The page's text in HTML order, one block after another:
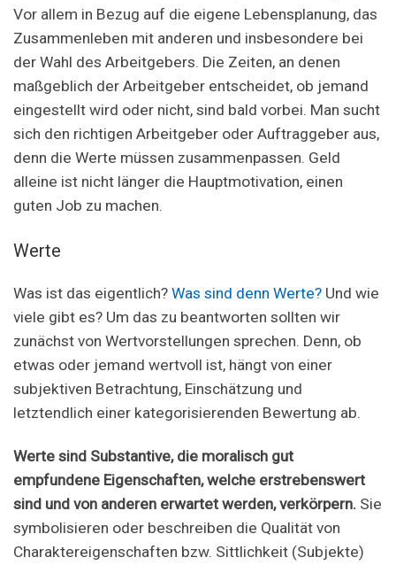
Vor allem in Bezug auf die eigene Lebensplanung, das
Zusammenleben mit anderen und insbesondere bei
der Wahl des Arbeitgebers. Die Zeiten, an denen
maßgeblich der Arbeitgeber entscheidet, ob jemand
eingestellt wird oder nicht, sind bald vorbei. Man sucht
sich den richtigen Arbeitgeber oder Auftraggeber aus,
denn die Werte müssen zusammenpassen. Geld
alleine ist nicht länger die Hauptmotivation, einen
guten Job zu machen.
Werte
Was ist das eigentlich? Was sind denn Werte? Und wie
viele gibt es? Um das zu beantworten sollten wir
zunächst von Wertvorstellungen sprechen. Denn, ob
etwas oder jemand wertvoll ist, hängt von einer
subjektiven Betrachtung, Einschätzung und
letztendlich einer kategorisierenden Bewertung ab.
Werte sind Substantive, die moralisch gut
empfundene Eigenschaften, welche erstrebenswert
sind und von anderen erwartet werden, verkörpern. Sie
symbolisieren oder beschreiben die Qualität von
Charaktereigenschaften bzw. Sittlichkeit (Subjekte)